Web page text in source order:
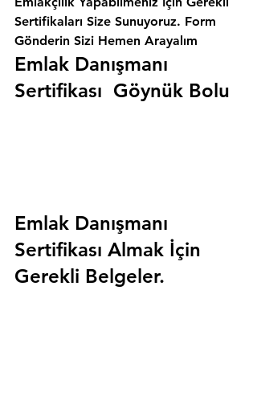
Sertifikaları Size Sunuyoruz. Form
Gönderin Sizi Hemen Arayalım
Emlak Danışmanı
Sertifikası  Göynük Bolu
Emlak Danışmanı
Sertifikası Almak İçin
Gerekli Belgeler.